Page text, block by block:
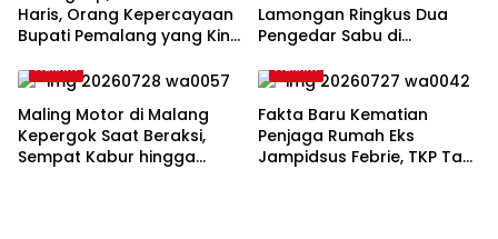
Haris, Orang Kepercayaan
Bupati Pemalang yang Kini
Lamongan Ringkus Dua
Pengedar Sabu di
Hukrim
Maling Motor di Malang
Kepergok Saat Beraksi,
Sempat Kabur hingga
Hukrim
Fakta Baru Kematian
Penjaga Rumah Eks
Jampidsus Febrie, TKP Tak